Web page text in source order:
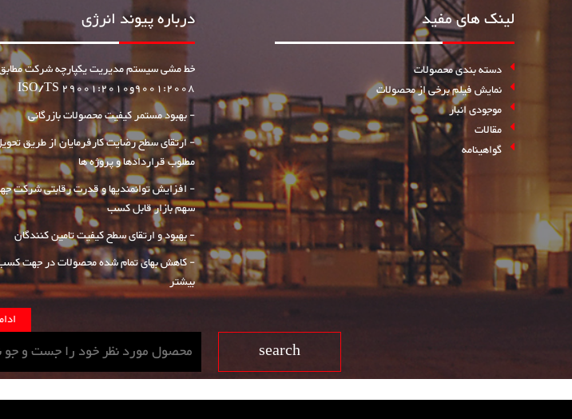
لینک های مفید
دسته بندی محصولات
نمایش فیلم برخی از محصولات
موجودی انبار
مقالات
گواهینامه
درباره پیوند انرژی
9001:2008وISO/TS 29001:2010
- بهبود مستمر کیفیت محصولات بازرگانی
- ارتقای سطح رضایت کارفرمایان از طریق
مطلوب قراردادها و پروژه ها
- افزایش توانمندیها و قدرت رقابتی شرکت
سهم بازار قابل کسب
- بهبود و ارتقای سطح کیفیت تامین کنندگان
- کاهش بهای تمام شده محصولات در جهت
بیشتر